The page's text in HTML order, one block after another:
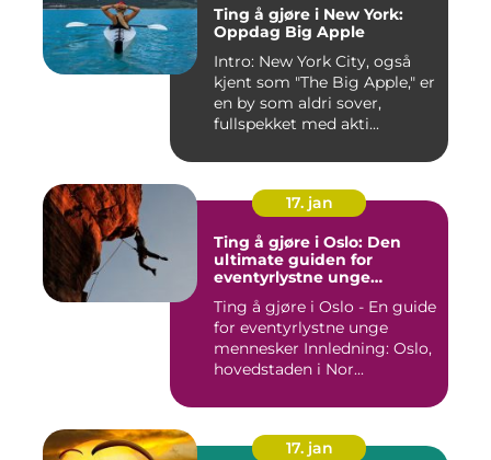
Ting å gjøre i New York:
Oppdag Big Apple
Intro: New York City, også
kjent som "The Big Apple," er
en by som aldri sover,
fullspekket med akti...
17. jan
Ting å gjøre i Oslo: Den
ultimate guiden for
eventyrlystne unge
Ting å gjøre i Oslo - En guide
for eventyrlystne unge
mennesker Innledning: Oslo,
hovedstaden i Nor...
17. jan